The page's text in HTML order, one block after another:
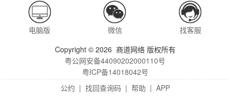
电脑版 微信
找客服
Copyright © 2026 商道网络 版权所有
粤公网安备44090202000110号
粤ICP备14018042号
公约 | 找回查询码 | 帮助 | APP